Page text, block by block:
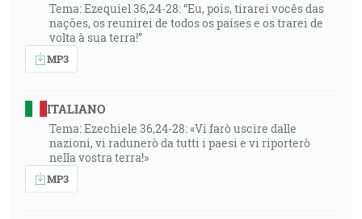
Tema: Ezequiel 36,24-28: “Eu, pois, tirarei vocês das
nações, os reunirei de todos os países e os trarei de
volta à sua terra!”
MP3
ITALIANO
Tema: Ezechiele 36,24-28: «Vi farò uscire dalle
nazioni, vi radunerò da tutti i paesi e vi riporterò
nella vostra terra!»
MP3